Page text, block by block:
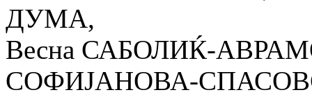
ДУМА,
Весна САБОЛИЌ-
СОФИЈАНОВА-